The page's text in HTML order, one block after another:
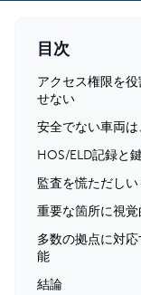
目次
アクセス権限を
せない
安全でない車両
HOS/ELD記録と
監査を慌ただし
重要な箇所に視
多数の拠点に対
能
結論